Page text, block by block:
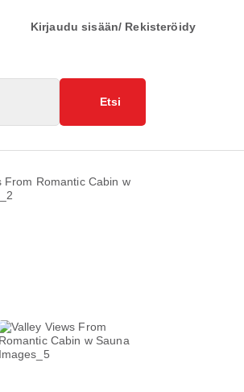
Kirjaudu sisään/ Rekisteröidy
Etsi